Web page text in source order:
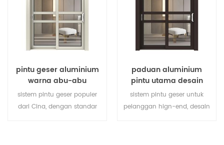
pintu geser aluminium
warna abu-abu
sistem pintu geser populer
dari Cina, dengan standar
paduan aluminium
pintu utama desain
pintu geser kaca
sistem pintu geser untuk
pelanggan hign-end, desain